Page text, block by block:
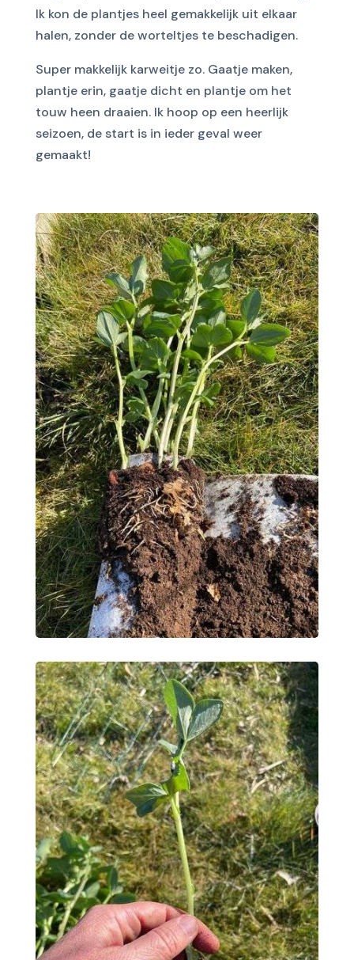
Ik kon de plantjes heel gemakkelijk uit elkaar
halen, zonder de worteltjes te beschadigen.
Super makkelijk karweitje zo. Gaatje maken,
plantje erin, gaatje dicht en plantje om het
touw heen draaien. Ik hoop op een heerlijk
seizoen, de start is in ieder geval weer
gemaakt!